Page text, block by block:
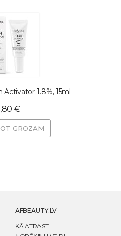
Activator 1.8%, 15ml
€
GROZAM
AFBEAUTY.LV
KĀ ATRAST